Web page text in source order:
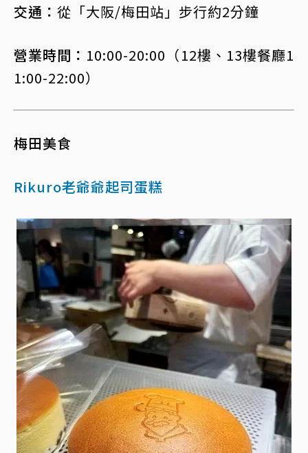
交通： 從「大阪/梅田站」步行約2分鐘
營業時間： 10:00-20:00（12樓、13樓餐廳1
1:00-22:00）
梅田美食
Rikuro老爺爺起司蛋糕